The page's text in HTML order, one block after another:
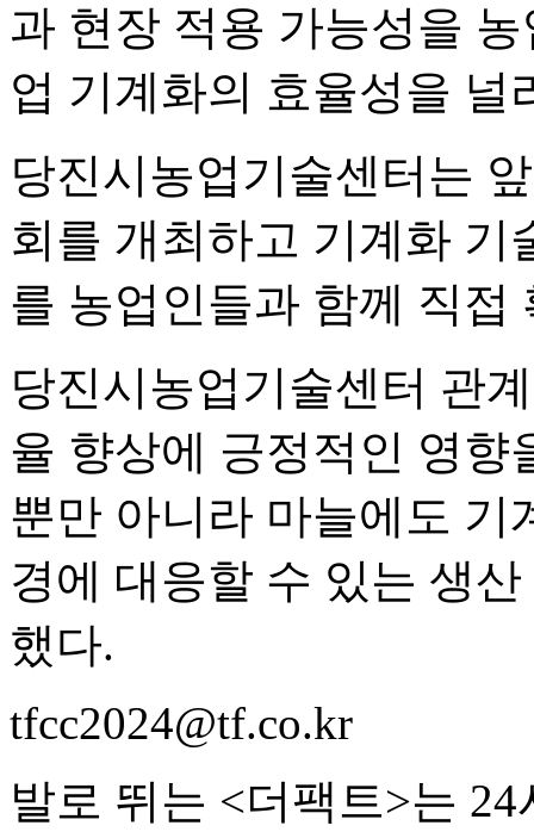
과 현장 적용 가능성을
업 기계화의 효율성을 널
당진시농업기술센터는
회를 개최하고 기계화 기
를 농업인들과 함께 직접
당진시농업기술센터 관
율 향상에 긍정적인 영
뿐만 아니라 마늘에도 기
경에 대응할 수 있는 생
했다.
tfcc2024@tf.co.kr
발로 뛰는 <더팩트>는